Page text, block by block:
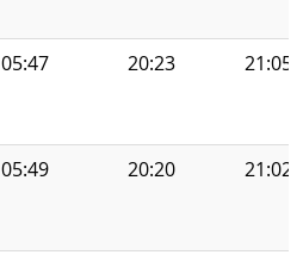
05:47 20:23 21:05
05:49 20:20 21:02